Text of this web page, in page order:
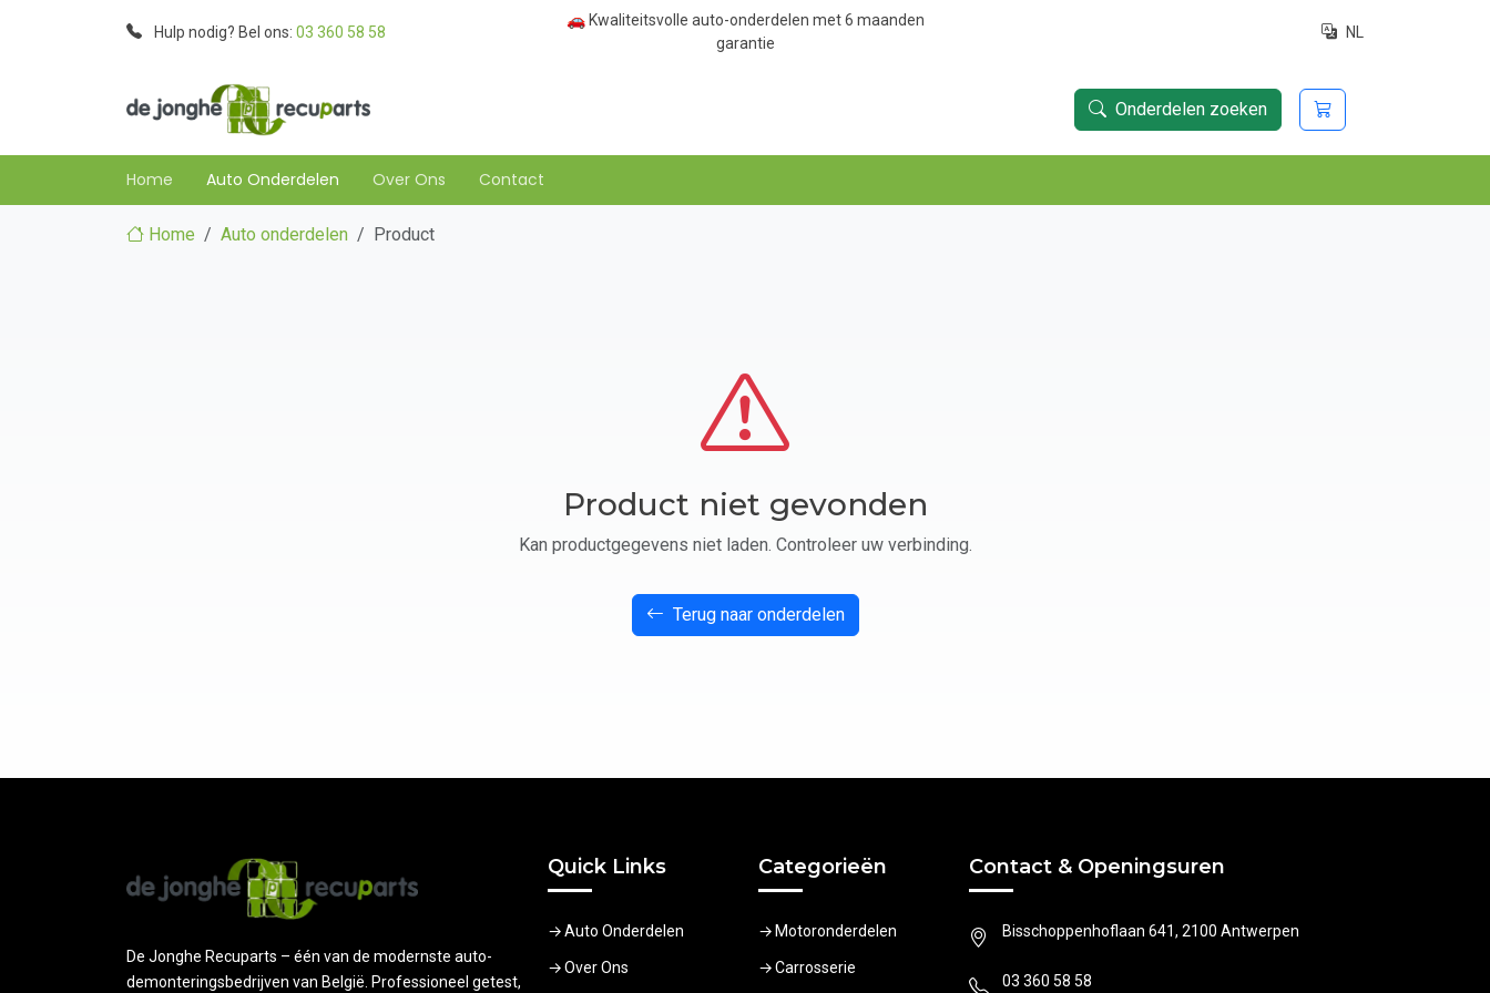
Hulp nodig? Bel ons: 03 360 58 58
🚗 Kwaliteitsvolle auto-onderdelen met 6 maanden
garantie
NL
Onderdelen zoeken
Home Auto Onderdelen Over Ons Contact
Home Auto onderdelen Product
Product niet gevonden
Kan productgegevens niet laden. Controleer uw verbinding.
Terug naar onderdelen
De Jonghe Recuparts – één van de modernste auto-
demonteringsbedrijven van België. Professioneel getest,
Quick Links
Auto Onderdelen
Over Ons
Categorieën
Motoronderdelen
Carrosserie
Contact & Openingsuren
Bisschoppenhoflaan 641, 2100 Antwerpen
03 360 58 58